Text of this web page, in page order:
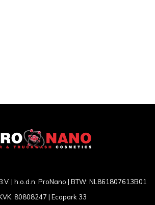
| h.o.d.n. ProNano | BTW: NL861807613B01
80808247 | Ecopark 33